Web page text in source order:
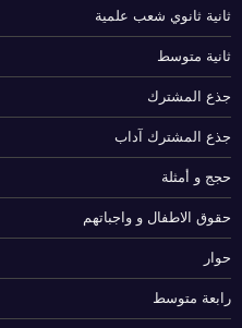
ثانية ثانوي شعب علمية
ثانية متوسط
جذع المشترك
جذع المشترك آداب
حجج و أمثلة
حقوق الاطفال و واجباتهم
حوار
رابعة متوسط